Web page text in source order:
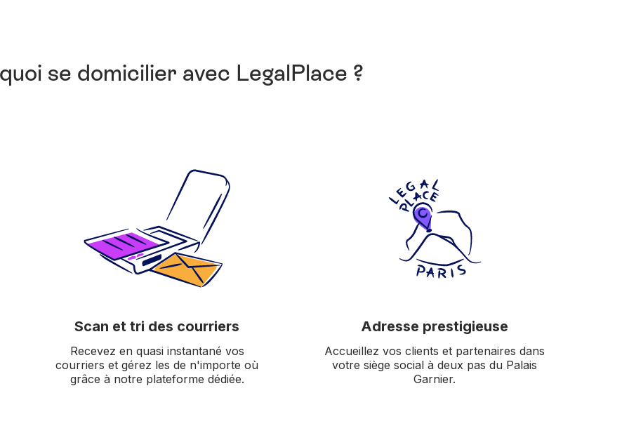
se domicilier avec LegalPlace ?
Scan et tri des courriers
Recevez en quasi instantané vos
courriers et gérez les de n'importe où
grâce à notre plateforme dédiée.
Adresse prestigieuse
Accueillez vos clients et partenaires dans
votre siège social à deux pas du Palais
Garnier.